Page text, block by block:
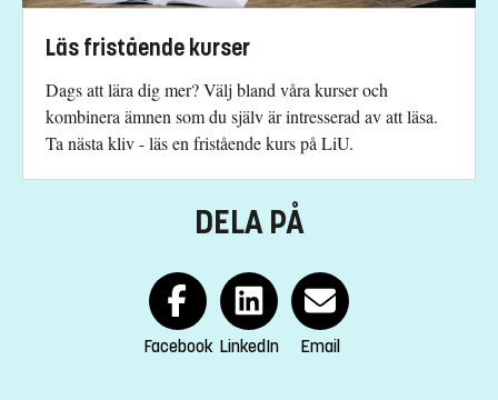
Läs fristående kurser
Dags att lära dig mer? Välj bland våra kurser och
kombinera ämnen som du själv är intresserad av att läsa.
Ta nästa kliv - läs en fristående kurs på LiU.
DELA PÅ
Facebook LinkedIn Email